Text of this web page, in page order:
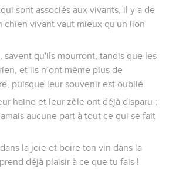
sont associés aux vivants, il y a de
chien vivant vaut mieux qu'un lion
savent qu'ils mourront, tandis que les
et ils n’ont même plus de
puisque leur souvenir est oublié.
haine et leur zèle ont déjà disparu ;
aucune part à tout ce qui se fait
la joie et boire ton vin dans la
déjà plaisir à ce que tu fais !